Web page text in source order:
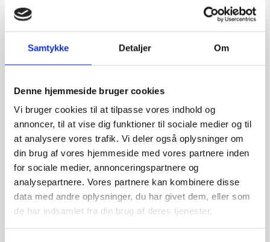
Samtykke Detaljer Om
Denne hjemmeside bruger cookies
Vi bruger cookies til at tilpasse vores indhold og
annoncer, til at vise dig funktioner til sociale medier og til
at analysere vores trafik. Vi deler også oplysninger om
din brug af vores hjemmeside med vores partnere inden
for sociale medier, annonceringspartnere og
analysepartnere. Vores partnere kan kombinere disse
data med andre oplysninger, du har givet dem, eller som
de har indsamlet fra din brug af deres tjenester.
omkring Gram Professional køleskabe vil
hjemmeside: Gram Professional.com, for at
få den mest korrekte information.
Se yderligere her:Velkommen til Gram
Professional – Gram Professional ApS
Vi sidder selvfølgelig også klar til at hjælpe med
Læs også
23. maj 2025
Rengøring af isterningemaskine til
restauration og storkøkken
Læs mere